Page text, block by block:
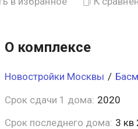
О комплексе
Новостройки Москвы /
Срок сдачи 1 дома: 2020
Срок последнего дома: 3 кв